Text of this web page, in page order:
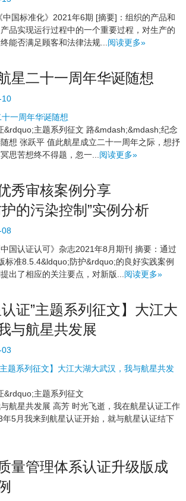
国标准化》2021年6期 [摘要]：组织的产品和
品实现运行过程中的一个重要过程，对生产的
能否满足顾客和法律法规... 阅读更多»
二十一周年华诞随想
10
&rdquo;主题系列征文 路&mdash;&mdash;纪念
想 张跃平 ​值此航星成立二十一周年之际，想抒
思苦想终不得题，忽一...阅读更多»
秀审核案例分享
护的污染控制”实例分析
08
国认证认可》杂志2021年8月期刊 摘要：通过
标准8.5.4&ldquo;防护&rdquo;的良好实践案例
出了相应的关注要点，对新版...阅读更多»
认证”主题系列征文】大江大
与航星共发展
&rdquo;主题系列征文
航星共发展 高芳 时光飞逝，我在航星认证工作
5月我来到航星认证开始，就与航星认证结下
量管理体系认证升级版成